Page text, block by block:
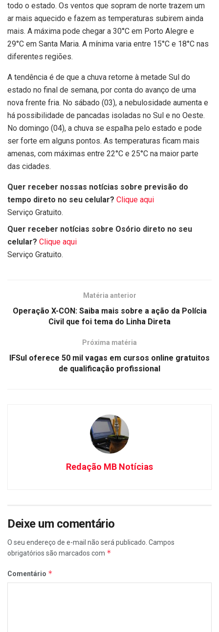
todo o estado. Os ventos que sopram de norte trazem um
ar mais aquecido e fazem as temperaturas subirem ainda
mais. A máxima pode chegar a 30°C em Porto Alegre e
29°C em Santa Maria. A mínima varia entre 15°C e 18°C nas
diferentes regiões.
A tendência é de que a chuva retorne à metade Sul do
estado no final de semana, por conta do avanço de uma
nova frente fria. No sábado (03), a nebulosidade aumenta e
há possibilidade de pancadas isoladas no Sul e no Oeste.
No domingo (04), a chuva se espalha pelo estado e pode
ser forte em alguns pontos. As temperaturas ficam mais
amenas, com máximas entre 22°C e 25°C na maior parte
das cidades.
Quer receber nossas notícias sobre previsão do
tempo direto no seu celular? Clique aqui
Serviço Gratuito.
Quer receber notícias sobre Osório direto no seu
celular? Clique aqui
Serviço Gratuito.
Matéria anterior
Operação X-CON: Saiba mais sobre a ação da Polícia
Civil que foi tema do Linha Direta
Próxima matéria
IFSul oferece 50 mil vagas em cursos online gratuitos
de qualificação profissional
Redação MB Notícias
Deixe um comentário
O seu endereço de e-mail não será publicado. Campos
obrigatórios são marcados com *
Comentário *